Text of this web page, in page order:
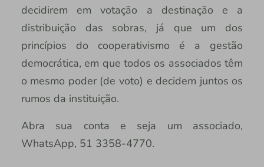
decidirem em votação a destinação e a
distribuição das sobras, já que um dos
princípios do cooperativismo é a gestão
democrática, em que todos os associados têm
o mesmo poder (de voto) e decidem juntos os
rumos da instituição.
Abra sua conta e seja um associado,
WhatsApp, 51 3358-4770.